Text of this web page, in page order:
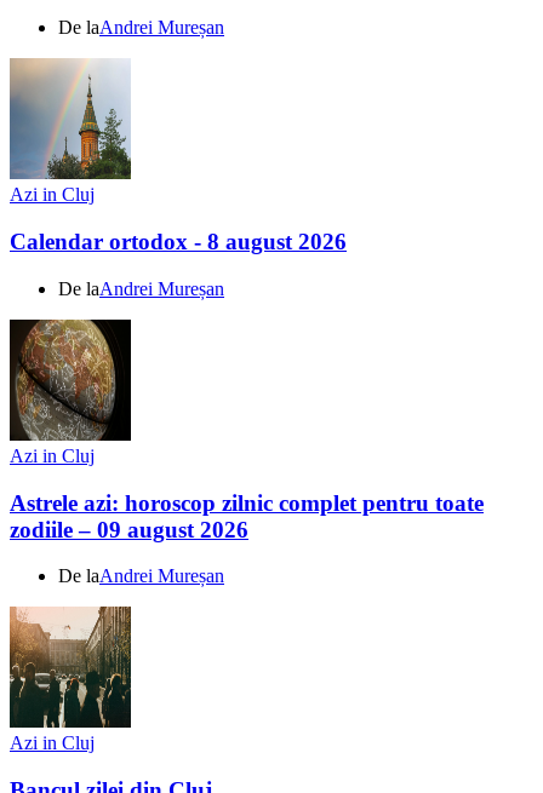
De laAndrei Mureșan
Azi in Cluj
Calendar ortodox - 8 august 2026
De laAndrei Mureșan
Azi in Cluj
Astrele azi: horoscop zilnic complet pentru toate
zodiile – 09 august 2026
De laAndrei Mureșan
Azi in Cluj